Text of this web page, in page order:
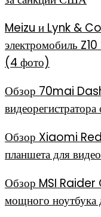
Meizu и Lynk & Co
электромобиль
(4 фото)
Обзор 70mai
Обзор Xiaomi
планшета для
Обзор MSI Raider
мощного ноутбука